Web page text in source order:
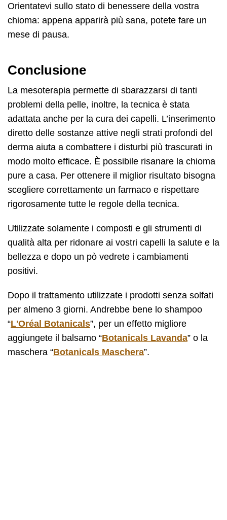
Orientatevi sullo stato di benessere della vostra
chioma: appena apparirà più sana, potete fare un
mese di pausa.
Conclusione
La mesoterapia permette di sbarazzarsi di tanti
problemi della pelle, inoltre, la tecnica è stata
adattata anche per la cura dei capelli. L’inserimento
diretto delle sostanze attive negli strati profondi del
derma aiuta a combattere i disturbi più trascurati in
modo molto efficace. È possibile risanare la chioma
pure a casa. Per ottenere il miglior risultato bisogna
scegliere correttamente un farmaco e rispettare
rigorosamente tutte le regole della tecnica.
Utilizzate solamente i composti e gli strumenti di
qualità alta per ridonare ai vostri capelli la salute e la
bellezza e dopo un pò vedrete i cambiamenti
positivi.
Dopo il trattamento utilizzate i prodotti senza solfati
per almeno 3 giorni. Andrebbe bene lo shampoo
“L'Oréal Botanicals”, per un effetto migliore
aggiungete il balsamo “Botanicals Lavanda” o la
maschera “Botanicals Maschera”.